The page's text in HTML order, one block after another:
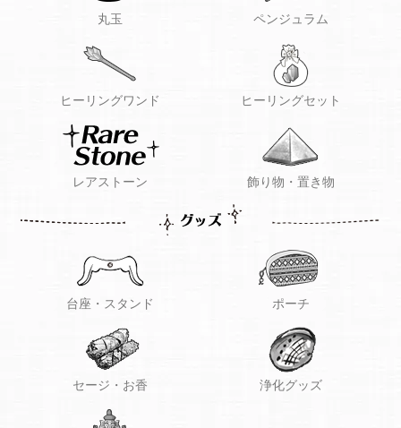
丸玉 ペンジュラム
ヒーリングワンド ヒーリングセット
レアストーン 飾り物・置き物
台座・スタンド ポーチ
セージ・お香 浄化グッズ